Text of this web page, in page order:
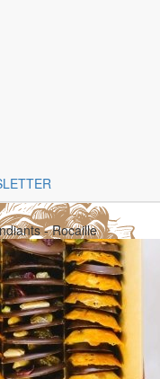
- Rocaille